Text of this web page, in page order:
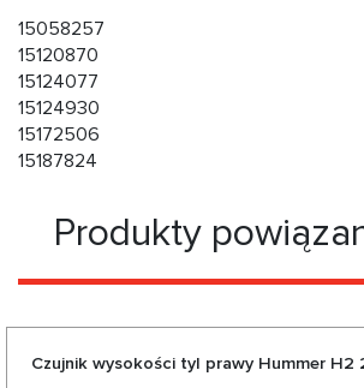
15058257
15120870
15124077
15124930
15172506
15187824
Produkty
Czujnik wysokości tyl prawy Hummer